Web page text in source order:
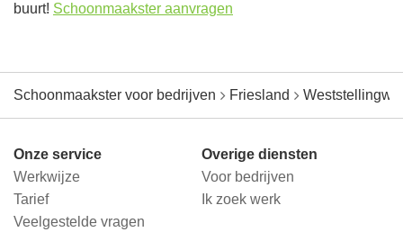
buurt! Schoonmaakster aanvragen
Schoonmaakster voor bedrijven Friesland
Onze service
Werkwijze
Tarief
Veelgestelde vragen
Overige diensten
Voor bedrijven
Ik zoek werk